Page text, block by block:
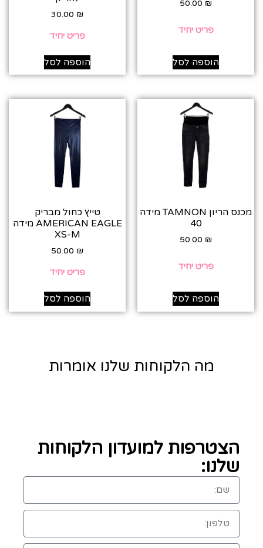
50.00 ₪
פריט יחיד
הוספה לסל
30.00 ₪
פריט יחיד
הוספה לסל
מכנס הריון TAMNON מידה
40
50.00 ₪
פריט יחיד
הוספה לסל
טייץ כחול מבריק
AMERICAN EAGLE מידה
XS-M
50.00 ₪
פריט יחיד
הוספה לסל
מה הלקוחות שלנו אומרות
הצטרפות למועדון הלקוחות
שלנו: